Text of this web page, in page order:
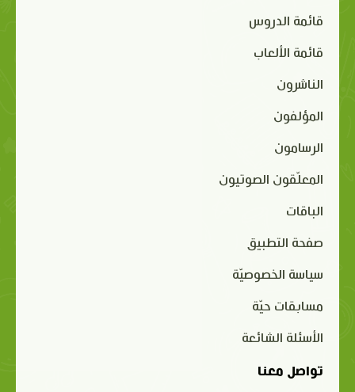
قائمة الدروس
قائمة الألعاب
الناشرون
المؤلفون
الرسامون
المعلّقون الصوتيون
الباقات
صفحة التطبيق
سياسة الخصوصيّة
مسابقات حيّة
الأسئلة الشائعة
تواصل معنا